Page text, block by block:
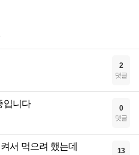
2
댓글
입니다 0
댓글
서 먹으려 했는데 13